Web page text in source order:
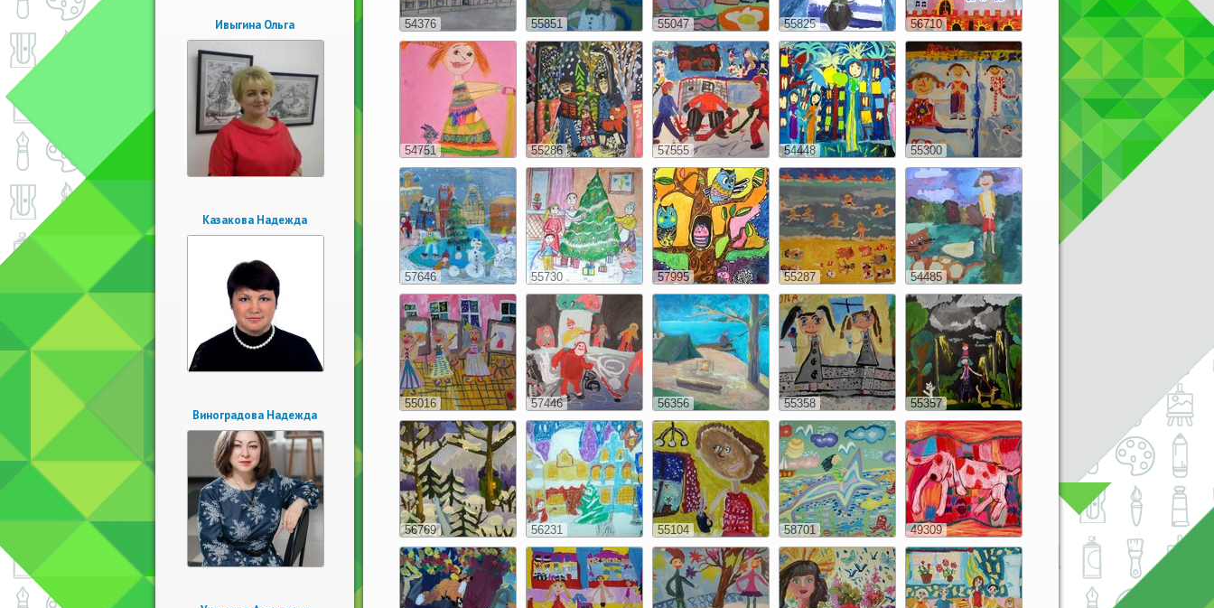
Ивыгина Ольга
Казакова Надежда
Виноградова Надежда
54376 55851 55047 55825 56710
54751 55286 57555 54448 55300
57646 55730 57995 55287 54485
55016 57446 56356 55358 55357
56769 56231 55104 58701 49309